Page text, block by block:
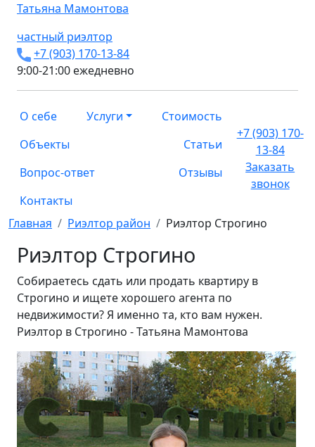
Татьяна Мамонтова
частный риэлтор
+7 (903) 170-13-84
9:00-21:00 ежедневно
О себе Услуги
Стоимость
Объекты
Статьи
Вопрос-ответ
Отзывы
Контакты
+7 (903) 170-
13-84
Заказать
звонок
Главная Риэлтор район Риэлтор Строгино
Риэлтор Строгино
Собираетесь сдать или продать квартиру в
Строгино и ищете хорошего агента по
недвижимости? Я именно та, кто вам нужен.
Риэлтор в Строгино - Татьяна Мамонтова